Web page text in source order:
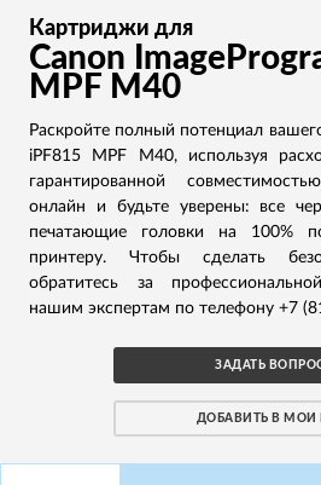
Картриджи для
Canon
MPF M40
Раскройте полный потенциал
iPF815 MPF M40, используя
гарантированной
онлайн и будьте уверены: все
печатающие головки на 100%
принтеру. Чтобы сделать
обратитесь за
нашим экспертам по телефону +7
ЗАДАТЬ
ДОБАВИТЬ В МОИ